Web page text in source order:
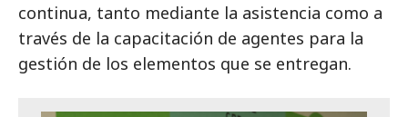
continua, tanto mediante la asistencia como a
través de la capacitación de agentes para la
gestión de los elementos que se entregan.